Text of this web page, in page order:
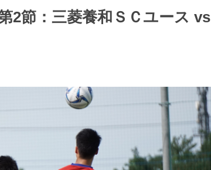
2節：三菱養和ＳＣユース vs